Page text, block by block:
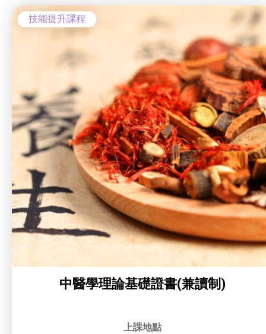
ERB服務點
ERB資訊
自費課程
社企項目
就業及求職
特別服務項目
最新消息
服務單位及聯絡
新來港人士課程
青年培訓課程
青年培育計劃
梨木樹綜合服務中心 (荃灣區)
葵涌社區服務中心 (葵涌邨旭葵樓)
寵愛軒 (長沙灣)
建業坊 (葵涌)
技能提升課程
中醫學理論基礎證書(兼讀制)
上課地點